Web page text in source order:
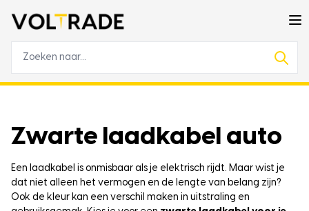
Zwarte laadkabel auto
Een laadkabel is onmisbaar als je elektrisch rijdt. Maar wist je
dat niet alleen het vermogen en de lengte van belang zijn?
Ook de kleur kan een verschil maken in uitstraling en